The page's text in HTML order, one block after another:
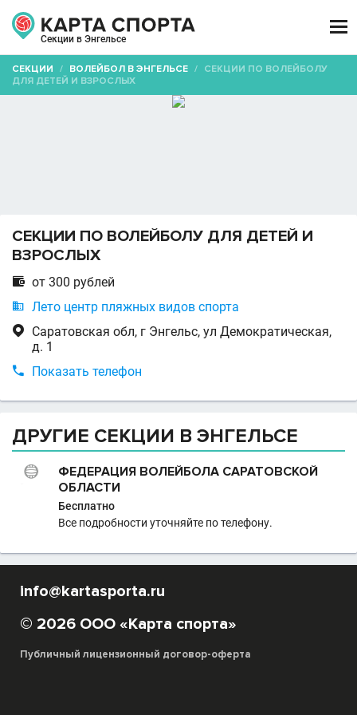
Секции в Энгельсе

СЕКЦИИ / ВОЛЕЙБОЛ В ЭНГЕЛЬСЕ / СЕКЦИИ ПО ВОЛЕЙБОЛУ
ДЛЯ ДЕТЕЙ И ВЗРОСЛЫХ
СЕКЦИИ ПО ВОЛЕЙБОЛУ ДЛЯ ДЕТЕЙ И
ВЗРОСЛЫХ
 от 300 рублей
 Лето центр пляжных видов спорта

Саратовская обл, г Энгельс, ул Демократическая,
д. 1
 Показать телефон
ДРУГИЕ СЕКЦИИ В ЭНГЕЛЬСЕ
ФЕДЕРАЦИЯ ВОЛЕЙБОЛА САРАТОВСКОЙ
ОБЛАСТИ
Бесплатно
Все подробности уточняйте по телефону.
info@kartasporta.ru
© 2026 ООО «Карта спорта»
Публичный лицензионный договор-оферта